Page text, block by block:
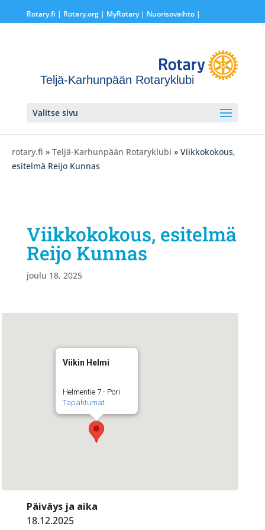
Rotary.fi | Rotary.org| MyRotary | Nuorisovaihto|
Teljä-Karhunpään Rotaryklubi
Valitse sivu
rotary.fi » Teljä-Karhunpään Rotaryklubi » Viikkokokous,
esitelmä Reijo Kunnas
Viikkokokous, esitelmä
Reijo Kunnas
joulu 18, 2025
Viikin Helmi
Helmentie 7 - Pori
Tapahtumat
Päiväys ja aika
18.12.2025